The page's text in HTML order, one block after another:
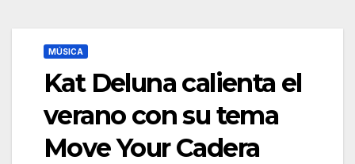
MÚSICA
Kat Deluna calienta el
verano con su tema
Move Your Cadera